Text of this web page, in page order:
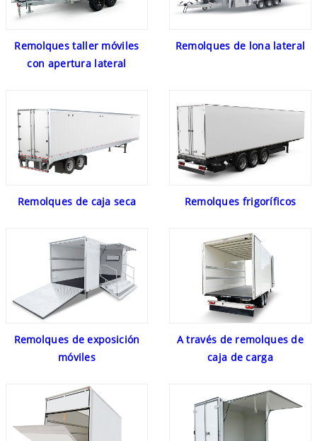
Remolques taller móviles
con apertura lateral
Remolques de lona lateral
Remolques de caja seca Remolques frigoríficos
Remolques de exposición
móviles
A través de remolques de
caja de carga